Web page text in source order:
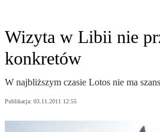
Wizyta w Libii nie
konkretów
W najbliższym czasie Lotos nie ma
Publikacja: 03.11.2011 12:55